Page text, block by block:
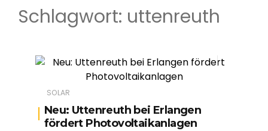
Schlagwort: uttenreuth
SOLAR
Neu: Uttenreuth bei Erlangen
fördert Photovoltaikanlagen